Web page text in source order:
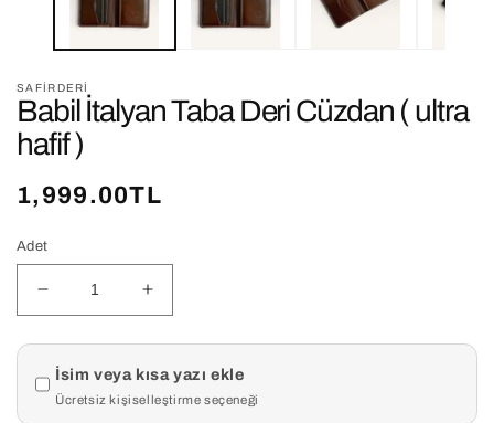
SAFIRDERI
Babil İtalyan Taba Deri Cüzdan ( ultra
hafif )
Normal
1,999.00TL
Adet
İtalyan
Taba
Deri
Cüzdan
Babil
İtalyan
Taba
Deri
Cüzdan
Ürün kişiselleştirme
İsim veya kısa yazı ekle
Ücretsiz kişiselleştirme seçeneği